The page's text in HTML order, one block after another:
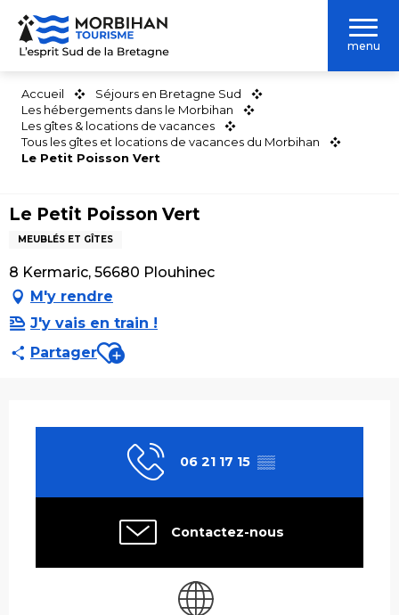
Aller
contenu
menu
Accueil
Séjours en Bretagne Sud
Les hébergements dans le Morbihan
Les gîtes & locations de vacances
Tous les gîtes et locations de vacances du Morbihan
Le Petit Poisson Vert
Le Petit Poisson Vert
MEUBLÉS ET GÎTES
8 Kermaric, 56680 Plouhinec
M'y rendre
J'y vais en train !
PartagerAjouter aux favoris
06 21 17 15 ▒▒
Contactez-nous